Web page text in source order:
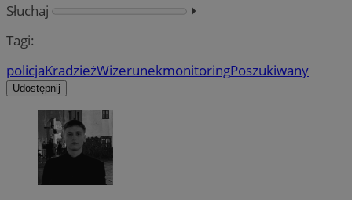
Słuchaj
⏵︎
Tagi:
policjaKradzieżWizerunekmonitoringPoszukiwany
Udostępnij